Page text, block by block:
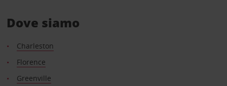
Dove siamo
Charleston
Florence
Greenville